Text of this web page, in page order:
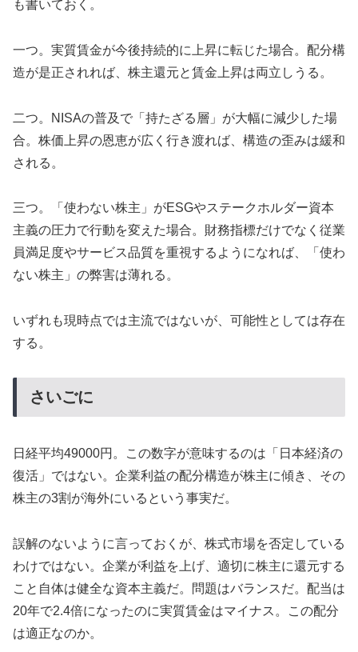
も書いておく。
一つ。実質賃金が今後持続的に上昇に転じた場合。配分構
造が是正されれば、株主還元と賃金上昇は両立しうる。
二つ。NISAの普及で「持たざる層」が大幅に減少した場
合。株価上昇の恩恵が広く行き渡れば、構造の歪みは緩和
される。
三つ。「使わない株主」がESGやステークホルダー資本
主義の圧力で行動を変えた場合。財務指標だけでなく従業
員満足度やサービス品質を重視するようになれば、「使わ
ない株主」の弊害は薄れる。
いずれも現時点では主流ではないが、可能性としては存在
する。
さいごに
日経平均49000円。この数字が意味するのは「日本経済の
復活」ではない。企業利益の配分構造が株主に傾き、その
株主の3割が海外にいるという事実だ。
誤解のないように言っておくが、株式市場を否定している
わけではない。企業が利益を上げ、適切に株主に還元する
こと自体は健全な資本主義だ。問題はバランスだ。配当は
20年で2.4倍になったのに実質賃金はマイナス。この配分
は適正なのか。